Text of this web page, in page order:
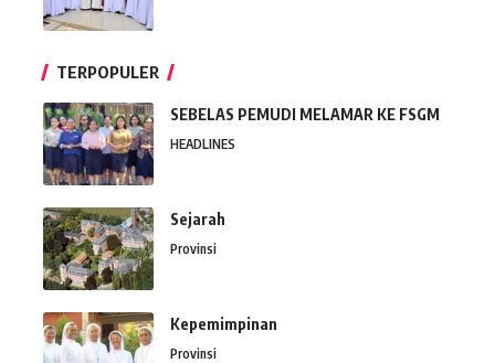
TERPOPULER
SEBELAS PEMUDI MELAMAR KE FSGM
HEADLINES
Sejarah
Provinsi
Kepemimpinan
Provinsi